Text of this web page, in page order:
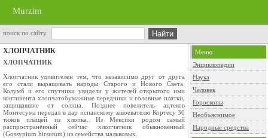
Murzim
поиск по сайту
ХЛОПЧАТНИК
ХЛОПЧАТНИК
Хлопчатник удивителен тем, что независимо друг от друга
его стали выращивать народы Старого и Нового Света.
Колумб и его спутники увидели у жителей открытого ими
континента хлопчатобумажные передники и головные плат­ки,
защищавшие от солнца. Позднее повелитель ацтеков
Монтесума передал в дар испанскому завоевателю Кортесу 30
тюков плащей из хлоп­ка. Из Мексики родом самый
распространённый сейчас хлопчатник обыкновенный
(Gossypium hirsutum) из семейства мальвовых.
Меню
Энциклопедии
Наука
Человек
Гороскопы
Необъяснимое
Народные средства